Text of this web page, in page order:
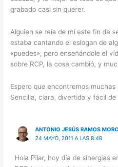
grabado casi sin querer.
Alguien se reía de mí este fin de
estaba cantando el eslogan de
«puedes», pero enseñándole el
sobre RCP, la cosa cambió, y
Espero que encontremos
Sencilla, clara, divertida y fácil
ANTONIO JESÚS RAMOS
24 MAYO, 2011 A LAS 8:48
Hola Pilar, hoy día de sinergias